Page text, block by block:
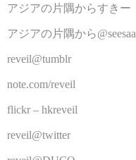
アジアの片隅からすきー
アジアの片隅から@seesaa
reveil@tumblr
note.com/reveil
flickr – hkreveil
reveil@twitter